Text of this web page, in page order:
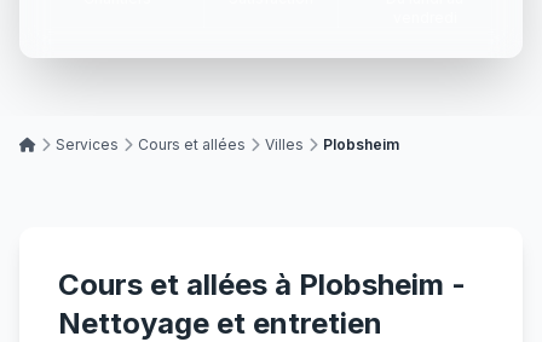
Services Cours et allées Villes Plobsheim
Cours et allées à Plobsheim -
Nettoyage et entretien